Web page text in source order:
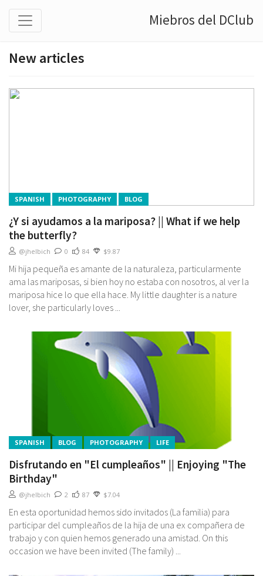
Miebros del DClub
New articles
SPANISH PHOTOGRAPHY BLOG
¿Y si ayudamos a la mariposa? || What if we help
the butterfly?
@jhelbich 0 84 $9.87
Mi hija pequeña es amante de la naturaleza, particularmente
ama las mariposas, si bien hoy no estaba con nosotros, al ver la
mariposa hice lo que ella hace. My little daughter is a nature
lover, she particularly loves ...
SPANISH BLOG PHOTOGRAPHY LIFE
Disfrutando en "El cumpleaños" || Enjoying "The
Birthday"
@jhelbich 2 87 $7.04
En esta oportunidad hemos sido invitados (La familia) para
participar del cumpleaños de la hija de una ex compañera de
trabajo y con quien hemos generado una amistad. On this
occasion we have been invited (The family) ...